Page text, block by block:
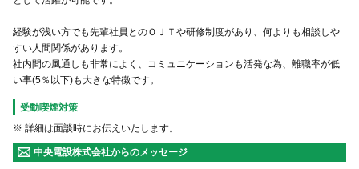
経験が浅い方でも先輩社員とのＯＪＴや研修制度があり、何よりも相談しや
すい人間関係があります。
社内間の風通しも非常によく、コミュニケーションも活発な為、離職率が低
い事(5％以下)も大きな特徴です。
受動喫煙対策
※ 詳細は面談時にお伝えいたします。
中央電設株式会社からのメッセージ